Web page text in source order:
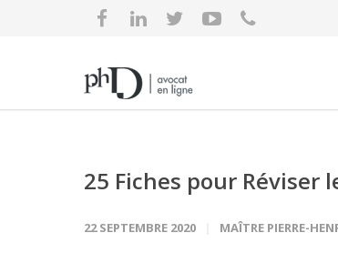
25 Fiches pour
22 SEPTEMBRE 2020 MAÎTRE PIERRE-